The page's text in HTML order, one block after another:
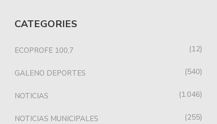
CATEGORIES
ECOPROFE 100,7 12
GALENO DEPORTES 540
NOTICIAS 1.046
NOTICIAS MUNICIPALES 255